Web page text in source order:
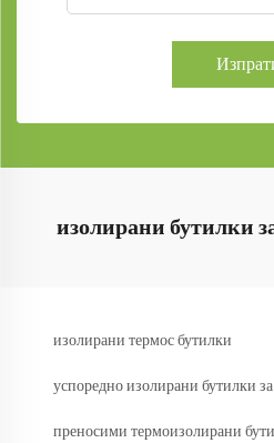
изолирани бутилки
изолирани термос бутилки
успоредно изолирани бутилки
преносими термоизолирани